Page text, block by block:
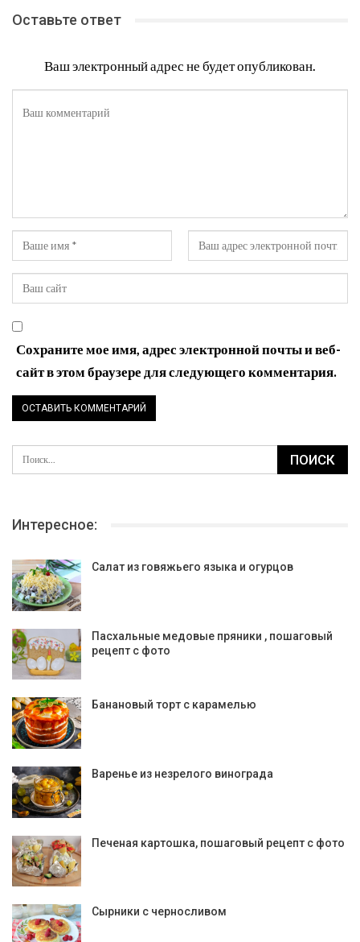
Оставьте ответ
Ваш электронный адрес не будет опубликован.
Сохраните мое имя, адрес электронной почты и веб-
сайт в этом браузере для следующего комментария.
Интересное:
Салат из говяжьего языка и огурцов
Пасхальные медовые пряники , пошаговый
рецепт с фото
Банановый торт с карамелью
Варенье из незрелого винограда
Печеная картошка, пошаговый рецепт с фото
Сырники с черносливом